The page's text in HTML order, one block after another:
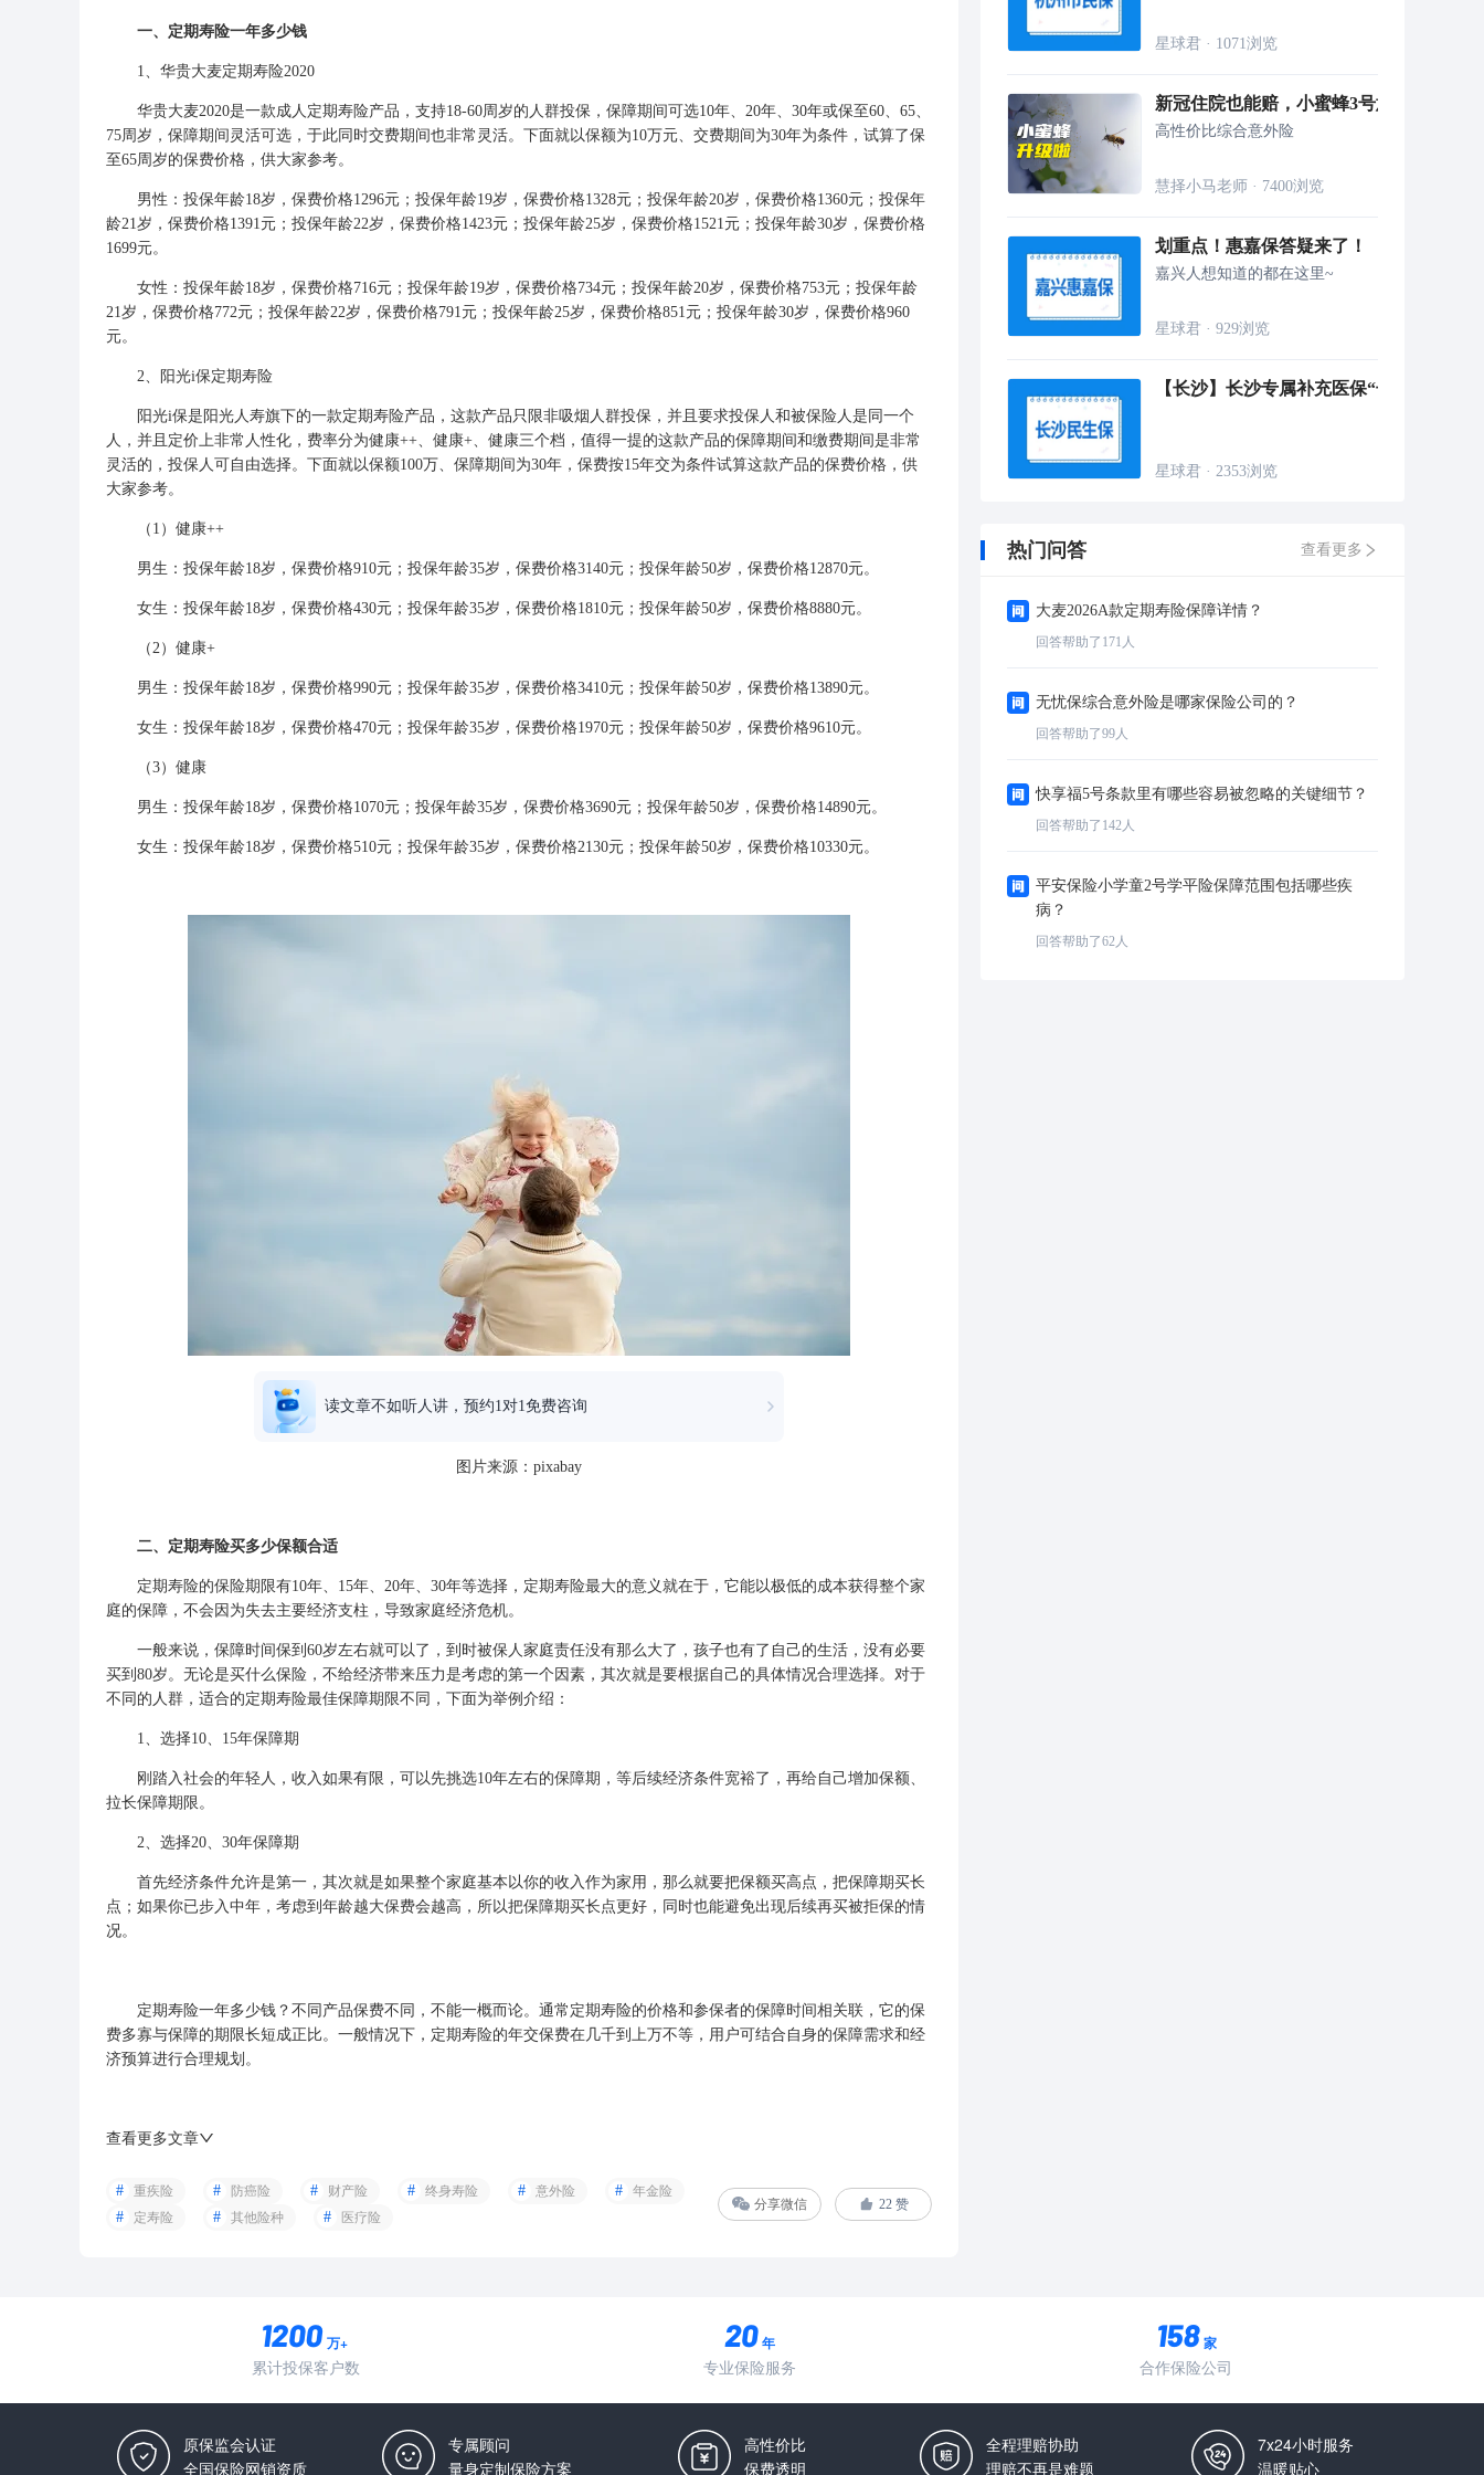
一、定期寿险一年多少钱
1、华贵大麦定期寿险2020
华贵大麦2020是一款成人定期寿险产品，支持18-60周岁的人群投保，保障期间可选10年、20年、30年或保至60、65、
75周岁，保障期间灵活可选，于此同时交费期间也非常灵活。下面就以保额为10万元、交费期间为30年为条件，试算了保
至65周岁的保费价格，供大家参考。
男性：投保年龄18岁，保费价格1296元；投保年龄19岁，保费价格1328元；投保年龄20岁，保费价格1360元；投保年
龄21岁，保费价格1391元；投保年龄22岁，保费价格1423元；投保年龄25岁，保费价格1521元；投保年龄30岁，保费价格
1699元。
女性：投保年龄18岁，保费价格716元；投保年龄19岁，保费价格734元；投保年龄20岁，保费价格753元；投保年龄
21岁，保费价格772元；投保年龄22岁，保费价格791元；投保年龄25岁，保费价格851元；投保年龄30岁，保费价格960
元。
2、阳光i保定期寿险
阳光i保是 阳光人寿旗下的一款定期寿险产品，这款产品只限非吸烟人群投保，并且要求投保人和被保险人是同一个
人，并且定价上非常人性化，费率分为健康++、健康+、健康三个档，值得一提的这款产品的保障期间和缴费期间是非常
灵活的，投保人可自由选择。下面就以保额100万、保障期间为30年，保费按15年交为条件试算这款产品的保费价格，供
大家参考。
（1）健康++
男生：投保年龄18岁，保费价格910元；投保年龄35岁，保费价格3140元；投保年龄50岁，保费价格12870元。
女生：投保年龄18岁，保费价格430元；投保年龄35岁，保费价格1810元；投保年龄50岁，保费价格8880元。
（2）健康+
男生：投保年龄18岁，保费价格990元；投保年龄35岁，保费价格3410元；投保年龄50岁，保费价格13890元。
女生：投保年龄18岁，保费价格470元；投保年龄35岁，保费价格1970元；投保年龄50岁，保费价格9610元。
（3）健康
男生：投保年龄18岁，保费价格1070元；投保年龄35岁，保费价格3690元；投保年龄50岁，保费价格14890元。
女生：投保年龄18岁，保费价格510元；投保年龄35岁，保费价格2130元；投保年龄50岁，保费价格10330元。
读文章不如听人讲，预约1对1免费咨询
图片来源：pixabay
二、定期寿险买多少保额合适
定期寿险的保险期限有10年、15年、20年、30年等选择，定期寿险最大的意义就在于，它能以极低的成本获得整个家
庭的保障，不会因为失去主要经济支柱，导致家庭经济危机。
一般来说，保障时间保到60岁左右就可以了，到时被保人家庭责任没有那么大了，孩子也有了自己的生活，没有必要
买到80岁。无论是买什么保险，不给经济带来压力是考虑的第一个因素，其次就是要根据自己的具体情况合理选择。对于
不同的人群，适合的定期寿险最佳保障期限不同，下面为举例介绍：
1、选择10、15年保障期
刚踏入社会的年轻人，收入如果有限，可以先挑选10年左右的保障期，等后续经济条件宽裕了，再给自己增加保额、
拉长保障期限。
2、选择20、30年保障期
首先经济条件允许是第一，其次就是如果整个家庭基本以你的收入作为家用，那么就要把保额买高点，把保障期买长
点；如果你已步入中年，考虑到年龄越大保费会越高，所以把保障期买长点更好，同时也能避免出现后续再买被拒保的情
况。
定期寿险一年多少钱？不同产品保费不同，不能一概而论。通常定期寿险的价格和参保者的保障时间相关联，它的保
费多寡与保障的期限长短成正比。一般情况下，定期寿险的年交保费在几千到上万不等，用户可结合自身的保障需求和经
济预算进行合理规划。
查看更多文章
重疾险 防癌险 财产险 终身寿险 意外险
年金险
定寿险
其他险种 医疗险
分享微信 22赞
星球君 · 1071浏览
新冠住院也能赔，小蜜蜂3号意外险来啦！
高性价比综合意外险
慧择小马老师 · 7400浏览
划重点！惠嘉保答疑来了！
嘉兴人想知道的都在这里~
星球君 · 929浏览
【长沙】长沙专属补充医保“长沙民生保
星球君 · 2353浏览
热门问答 查看更多
大麦2026A款定期寿险保障详情？
回答帮助了 171 人
无忧保综合意外险是哪家保险公司的？
回答帮助了99人
快享福5号条款里有哪些容易被忽略的关键细节？
回答帮助了 142人
平安保险小学童2号学平险保障范围包括哪些疾
病？
回答帮助了62人
万+
累计投保客户数
年
专业保险服务
家
合作保险公司
原保监会认证
全国保险网销资质
专属顾问
量身定制保险方案
高性价比
保费透明
全程理赔协助
理赔不再是难题
7x24小时服务
温暖贴心